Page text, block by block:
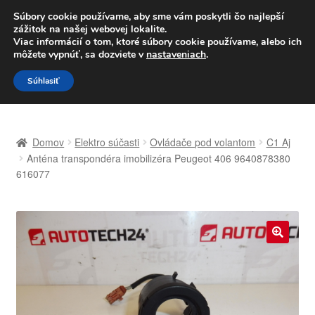
DOPRAVA od 6 EUR
Po–Pi 09:00–16:00 233 221 276
Preskočiť
na
navigáciu
Preskočiť
na
obsah
Celosvetová preprava
Kontakt
Domov Elektro súčasti Ovládače pod volantom
C1 Aj
Anténa transpondéra imobilizéra Peugeot 406 9640878380
616077
Súbory cookie používame, aby sme vám poskytli čo najlepší
zážitok na našej webovej lokalite.
Viac informácií o tom, ktoré súbory cookie používame, alebo ich
môžete vypnúť, sa dozviete v nastaveniach.
Súhlasiť